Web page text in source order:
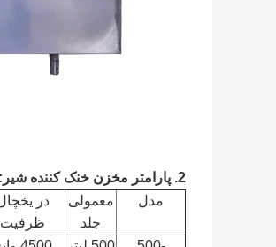
2. پارامتر مخزن خنک کننده شیر:
مدل
معمولی
جلد
در
ظرفیت